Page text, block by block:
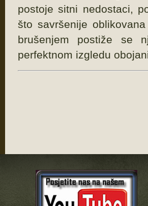
postoje sitni nedostaci,
što savršenije
brušenjem postiže se
perfektnom izgledu